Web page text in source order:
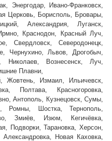
Энергодар, Ивано-Франковск,
Церковь, Борисполь, Бровары,
Александрия, Луганск,
Краснодон, Красный Луч,
Свердловск, Северодонецк,
Чернухино, Львов, Дрогобыч,
Николаев, Вознесенск, Луч,
Плавни,
Жовтень, Измаил, Ильичевск,
Полтава, Красногоровка,
Антополь, Кузнецовск, Сумы,
Ромны, Шостка, Тернополь,
Змиёв, Изюм, Кегичёвка,
Подворки, Тарановка, Херсон,
Новая Каховка,